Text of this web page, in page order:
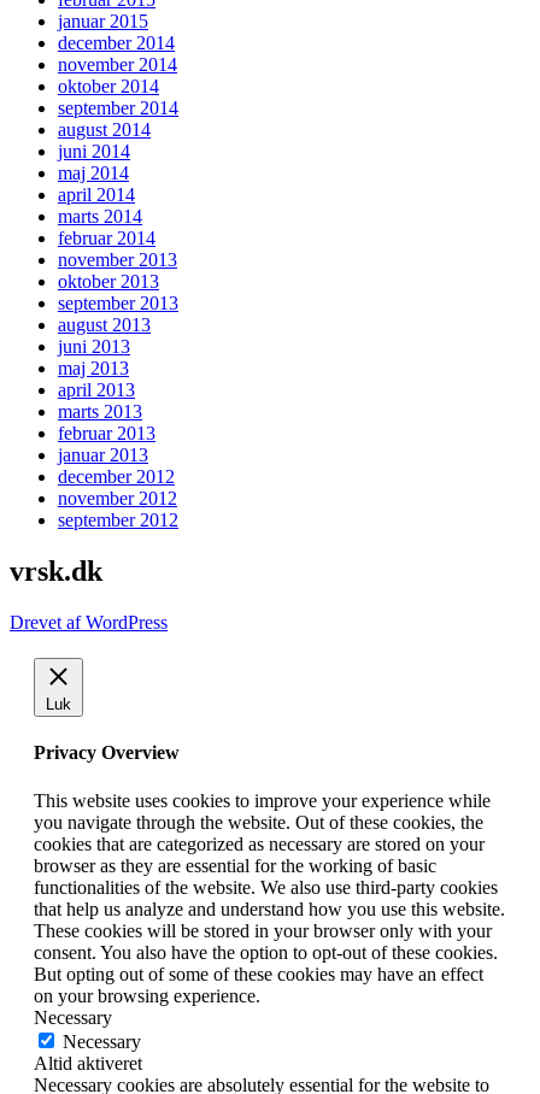
januar 2015
december 2014
november 2014
oktober 2014
september 2014
august 2014
juni 2014
maj 2014
april 2014
marts 2014
februar 2014
november 2013
oktober 2013
september 2013
august 2013
juni 2013
maj 2013
april 2013
marts 2013
februar 2013
januar 2013
december 2012
november 2012
september 2012
vrsk.dk
Drevet af WordPress
Luk
Privacy Overview
This website uses cookies to improve your experience while
you navigate through the website. Out of these cookies, the
cookies that are categorized as necessary are stored on your
browser as they are essential for the working of basic
functionalities of the website. We also use third-party cookies
that help us analyze and understand how you use this website.
These cookies will be stored in your browser only with your
consent. You also have the option to opt-out of these cookies.
But opting out of some of these cookies may have an effect
on your browsing experience.
Necessary
Necessary
Altid aktiveret
Necessary cookies are absolutely essential for the website to